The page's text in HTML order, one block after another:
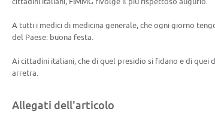
A tutti i medici di medicina generale, che ogni giorno
del Paese: buona festa.
Ai cittadini italiani, che di quel presidio si fidano e di quei
arretra.
Allegati dell'articolo